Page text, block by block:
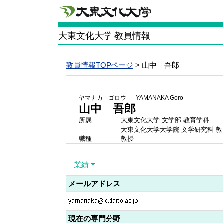
大東文化大学 教員情報
教員情報TOPページ > 山中 吾郎
ヤマナカ ゴロウ YAMANAKA Goro
山中 吾郎
所属
大東文化大学 文学部 教育学科
大東文化大学大学院 文学研究科
職種
教授
業績
メールアドレス
現在の専門分野